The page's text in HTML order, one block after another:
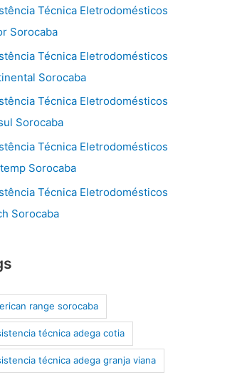
Técnica Eletrodomésticos
Sorocaba
Técnica Eletrodomésticos
Sorocaba
Técnica Eletrodomésticos
Sorocaba
Técnica Eletrodomésticos
Sorocaba
Técnica Eletrodomésticos
Sorocaba
range sorocaba
técnica adega cotia
técnica adega granja viana